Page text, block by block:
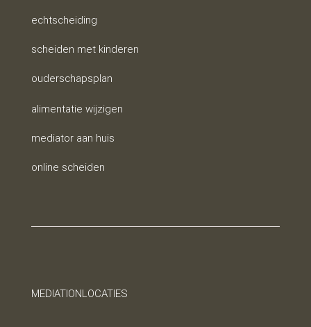
echtscheiding
scheiden met kinderen
ouderschapsplan
alimentatie wijzigen
mediator aan huis
online scheiden
MEDIATIONLOCATIES